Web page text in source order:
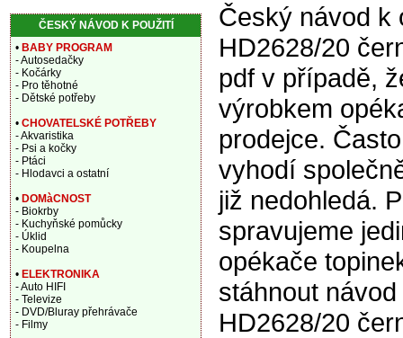
Český návod k
HD2628/20
pdf v případě,
výrobkem
prodejce.
vyhodí
již nedohledá.
spravujeme
opékače
stáhnout
HD2628/20
ČESKÝ NÁVOD K POUŽITÍ
• BABY PROGRAM
- Autosedačky
- Kočárky
- Pro těhotné
- Dětské potřeby
• CHOVATELSKÉ POTŘEBY
- Akvaristika
- Psi a kočky
- Ptáci
- Hlodavci a ostatní
• DOMàCNOST
- Biokrby
- Kuchyňské pomůcky
- Úklid
- Koupelna
• ELEKTRONIKA
- Auto HIFI
- Televize
- DVD/Bluray přehrávače
- Filmy